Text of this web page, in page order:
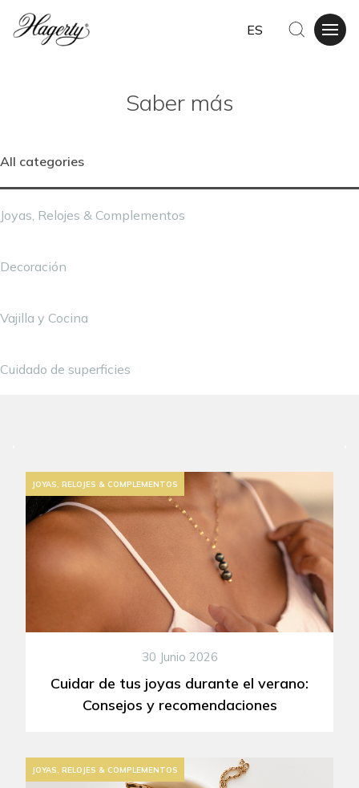
ES
Saber más
All categories
Joyas, Relojes & Complementos
Decoración
Vajilla y Cocina
Cuidado de superficies
JOYAS, RELOJES & COMPLEMENTOS
30 Junio 2026
Cuidar de tus joyas durante el verano:
Consejos y recomendaciones
JOYAS, RELOJES & COMPLEMENTOS